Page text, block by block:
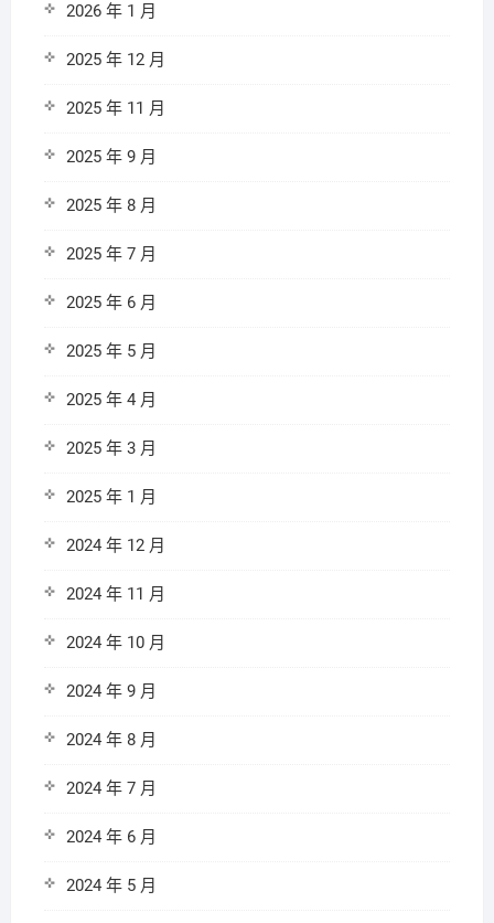
2026 年 1 月
2025 年 12 月
2025 年 11 月
2025 年 9 月
2025 年 8 月
2025 年 7 月
2025 年 6 月
2025 年 5 月
2025 年 4 月
2025 年 3 月
2025 年 1 月
2024 年 12 月
2024 年 11 月
2024 年 10 月
2024 年 9 月
2024 年 8 月
2024 年 7 月
2024 年 6 月
2024 年 5 月